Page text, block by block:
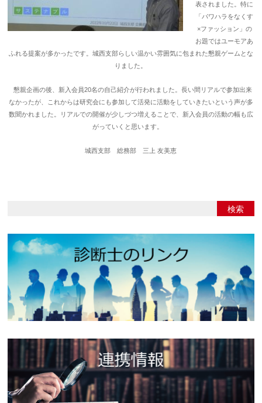
表されました。特に
「パワハラをなくす
×ファッション」の
お題ではユーモアあ
ふれる提案が多かったです。城西支部らしい温かい雰囲気に包まれた懇親ゲームとな
りました。
懇親企画の後、新入会員20名の自己紹介が行われました。長い間リアルで参加出来
なかったが、これからは研究会にも参加して活発に活動をしていきたいという声が多
数聞かれました。リアルでの開催が少しづつ増えることで、新入会員の活動の幅も広
がっていくと思います。
城西支部 総務部 三上 友美恵